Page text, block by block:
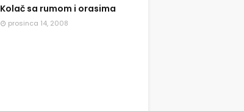
Kolač sa rumom i orasima
prosinca 14, 2008